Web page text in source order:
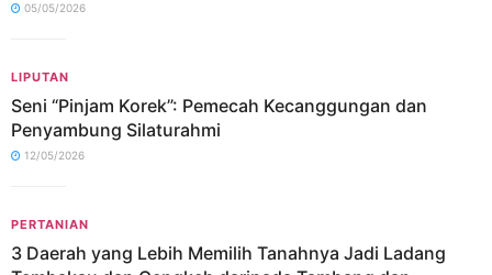
05/05/2026
LIPUTAN
Seni “Pinjam Korek”: Pemecah Kecanggungan dan
Penyambung Silaturahmi
12/05/2026
PERTANIAN
3 Daerah yang Lebih Memilih Tanahnya Jadi Ladang